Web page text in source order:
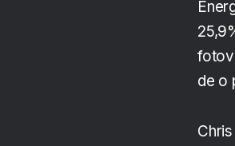
de o